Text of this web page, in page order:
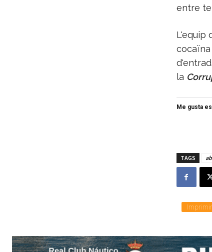
entre
L'equip
la
Me gusta
TAGS
Imprimir